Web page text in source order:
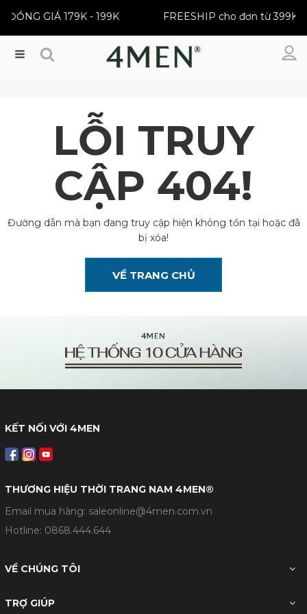
| ĐỒNG GIÁ 179K - 199K FREESHIP cho đơn từ 399K
Menu
LỖI TRUY
CẬP 404!
Đường dẫn mà bạn đang truy cập hiện không tồn tại hoặc đã
bị xóa!
VỀ TRANG CHỦ
KẾT NỐI VỚI 4MEN
THƯƠNG HIỆU THỜI TRANG NAM 4MEN®
Email mua hàng: saleonline@4men.com.vn
Hotline: 0868.444.644
VỀ CHÚNG TÔI
TRỢ GIÚP